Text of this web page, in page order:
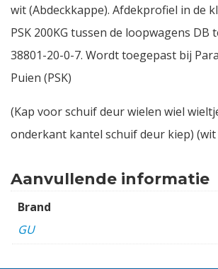
wit (Abdeckkappe). Afdekprofiel in de
PSK 200KG tussen de loopwagens DB
38801-20-0-7. Wordt toegepast bij
Puien (PSK)
(Kap voor schuif deur wielen wiel
onderkant kantel schuif deur kiep)
Aanvullende informatie
Brand
GU